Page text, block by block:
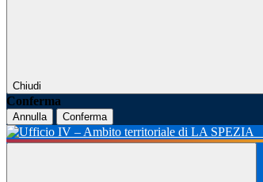
Chiudi
Conferma
Annulla Conferma